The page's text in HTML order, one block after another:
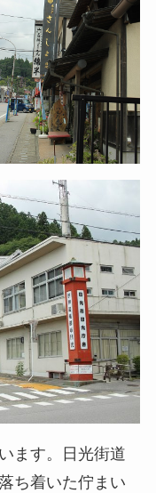
ます。日光街道
ち着いた佇まい